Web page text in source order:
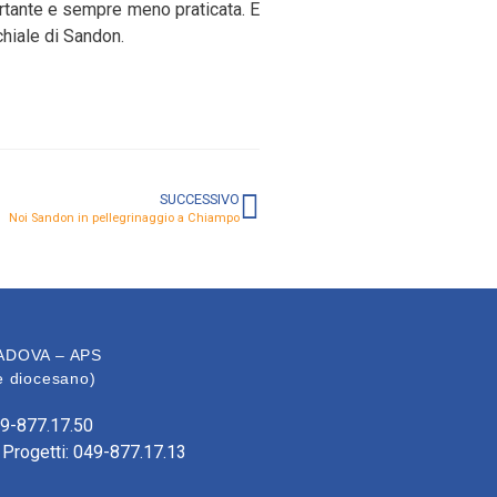
e sempre meno praticata. E
di Sandon.
SUCCESSIVO
Noi Sandon in pellegrinaggio a Chiampo
– APS
diocesano)
877.17.50
049-877.17.13